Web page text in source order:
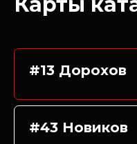
#13 Дорохов
#43 Новиков